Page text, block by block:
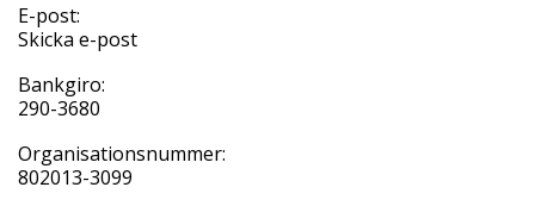
E-post:
Skicka e-post
Bankgiro:
290-3680
Organisationsnummer:
802013-3099